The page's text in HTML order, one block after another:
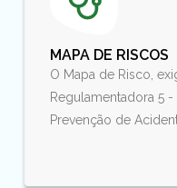
MAPA DE RISCOS
O Mapa de Risco,
Regulamentadora 5
Prevenção de